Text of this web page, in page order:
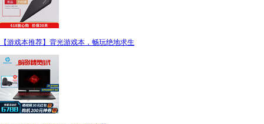
【游戏本推荐】背光游戏本，畅玩绝地求生